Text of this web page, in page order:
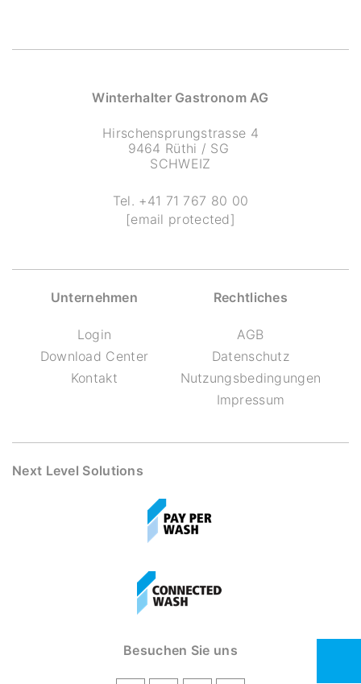
Winterhalter Gastronom AG
Hirschensprungstrasse 4
9464 Rüthi / SG
SCHWEIZ
Tel. +41 71 767 80 00
[email protected]
Unternehmen
Login
Download Center
Kontakt
Rechtliches
AGB
Datenschutz
Nutzungsbedingungen
Impressum
Next Level Solutions
Besuchen Sie uns